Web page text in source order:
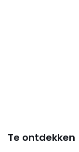
Te ontdekken